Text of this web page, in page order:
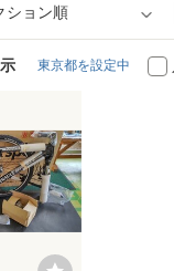
ション順
東京都を設定中